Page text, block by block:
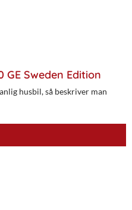
GE Sweden Edition
husbil, så beskriver man